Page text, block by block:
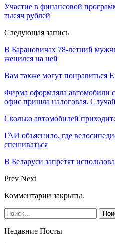
Участие в финансовой
тысяч рублей
Следующая запись
В Барановичах 78-летний
женился на ней
Вам также могут понравиться
Фирма оформляла автомобили
офис пришла налоговая.
Сколько автомобилей
ГАИ объяснило, где
спешиваться
В Беларуси запретят
Prev Next
Комментарии закрыты.
Недавние Посты